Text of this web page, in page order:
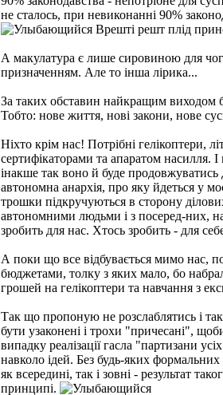
не сталось, при невиконанні 90%
Врешті решт плід
А макулатура є лише сировиною для
призначенням. Але то інша лірика...
За таких обставин найкращим виходом
Тобто: нове життя, нові закони, нове
Ніхто крім нас! Потрібні гелікоптери,
сертифікаторами та апаратом насилля.
інакше так воно й буде продовжуватись
автономна анархія, про яку йдеться у
трошки підкручуються в сторону
автономними людьми і з посеред-них,
зробить для нас. Хтось зробить - для
А поки що все відбувається мимо нас,
бюджетами, толку з яких мало, бо
грошей на гелікоптери та навчання з
Так що пропоную не розслаблятись і
бути узаконені і трохи "причесані",
випадку реалізації гасла "партизани
навколо ідей. Без будь-яких
як всередині, так і зовні - результат
принципі.